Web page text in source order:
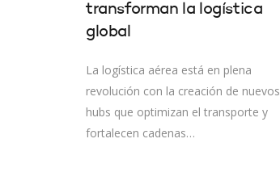
transforman la logística
global
La logística aérea está en plena
revolución con la creación de nuevos
hubs que optimizan el transporte y
fortalecen cadenas…